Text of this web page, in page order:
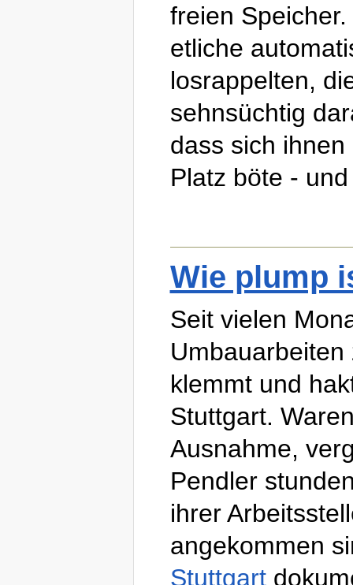
freien
etliche
losrappelten,
sehnsüchtig
dass sich
Platz böte -
Wie plump
Seit vielen
klemmt und
Stuttgart.
Ausnahme,
Pendler
ihrer
angekommen
Stuttgart